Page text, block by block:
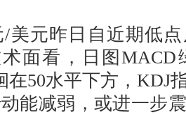
元昨日自近期低点
术面看，日图
在50水平下方，KDJ
能减弱，或进一步